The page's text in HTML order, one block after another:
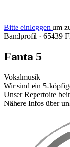
Bitte einloggen um
Bandprofil · 65439
Fanta 5
Vokalmusik
Wir sind ein 5-
Unser Repertoire
Nähere Infos über